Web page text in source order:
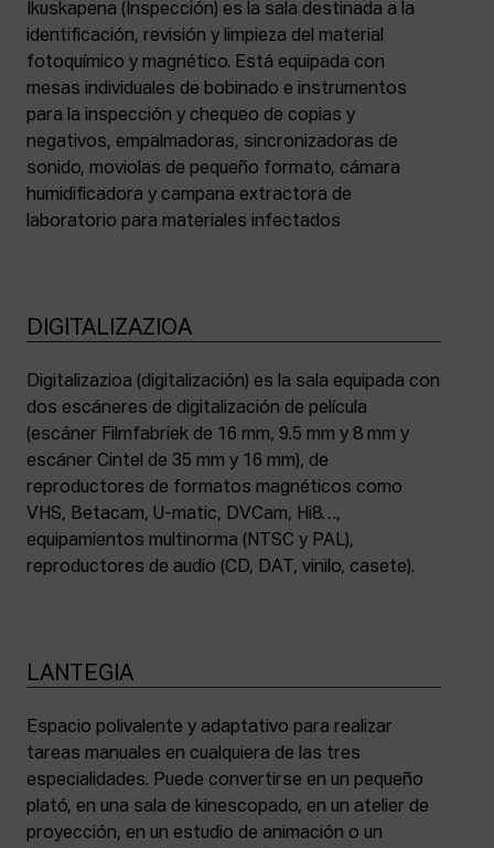
Ikuskapena (Inspección) es la sala destinada a la
identificación, revisión y limpieza del material
fotoquímico y magnético. Está equipada con
mesas individuales de bobinado e instrumentos
para la inspección y chequeo de copias y
negativos, empalmadoras, sincronizadoras de
sonido, moviolas de pequeño formato, cámara
humidificadora y campana extractora de
laboratorio para materiales infectados
DIGITALIZAZIOA
Digitalizazioa (digitalización) es la sala equipada con
dos escáneres de digitalización de película
(escáner Filmfabriek de 16 mm, 9.5 mm y 8 mm y
escáner Cintel de 35 mm y 16 mm), de
reproductores de formatos magnéticos como
VHS, Betacam, U-matic, DVCam, Hi8…,
equipamientos multinorma (NTSC y PAL),
reproductores de audio (CD, DAT, vinilo, casete).
LANTEGIA
Espacio polivalente y adaptativo para realizar
tareas manuales en cualquiera de las tres
especialidades. Puede convertirse en un pequeño
plató, en una sala de kinescopado, en un atelier de
proyección, en un estudio de animación o un